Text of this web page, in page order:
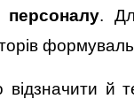
персоналу.
й